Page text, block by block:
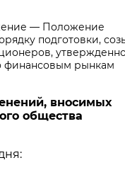
— Положение
подготовки,
финансовым рынкам
вносимых
общества